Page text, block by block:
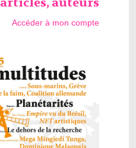
Accéder à mon compte